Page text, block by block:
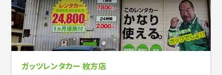
ガッツレンタカー 枚方店